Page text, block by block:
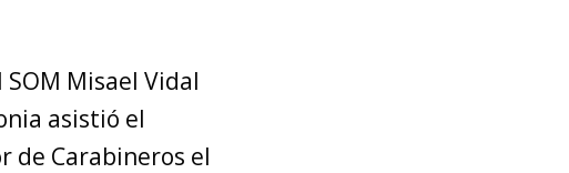
Misael Vidal
asistió el
de Carabineros el